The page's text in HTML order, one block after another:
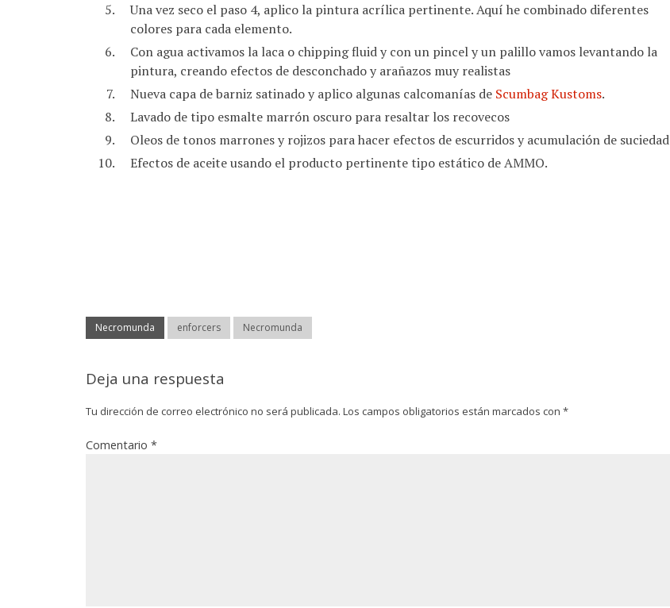
Una vez seco el paso 4, aplico la pintura acrílica pertinente. Aquí he combinado diferentes
colores para cada elemento.
Con agua activamos la laca o chipping fluid y con un pincel y un palillo vamos levantando la
pintura, creando efectos de desconchado y arañazos muy realistas
Nueva capa de barniz satinado y aplico algunas calcomanías de Scumbag Kustoms.
Lavado de tipo esmalte marrón oscuro para resaltar los recovecos
Oleos de tonos marrones y rojizos para hacer efectos de escurridos y acumulación de suciedad
Efectos de aceite usando el producto pertinente tipo estático de AMMO.
Necromunda enforcers Necromunda
Deja una respuesta
Tu dirección de correo electrónico no será publicada. Los campos obligatorios están marcados con *
Comentario *